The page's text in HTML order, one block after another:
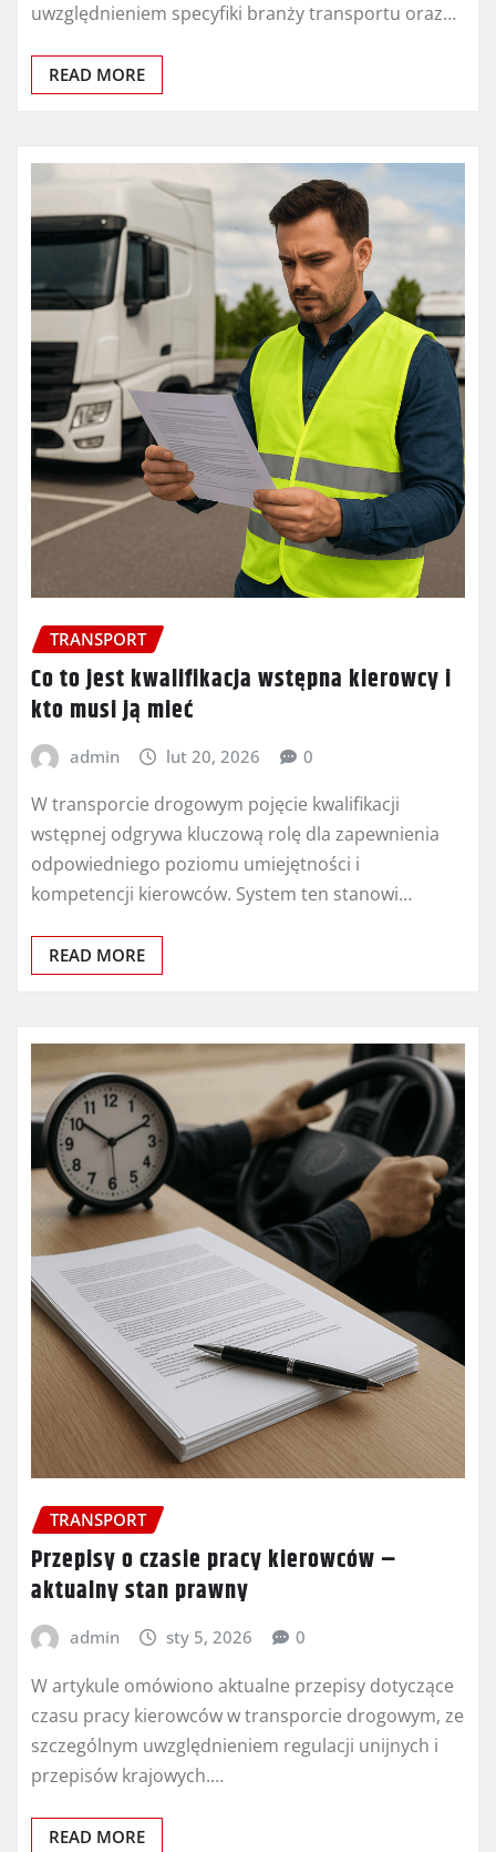
uwzględnieniem specyfiki branży transportu oraz…
READ MORE
TRANSPORT
Co to jest kwalifikacja wstępna kierowcy i
kto musi ją mieć
admin lut 20, 2026 0
W transporcie drogowym pojęcie kwalifikacji
wstępnej odgrywa kluczową rolę dla zapewnienia
odpowiedniego poziomu umiejętności i
kompetencji kierowców. System ten stanowi…
READ MORE
TRANSPORT
Przepisy o czasie pracy kierowców –
aktualny stan prawny
admin sty 5, 2026 0
W artykule omówiono aktualne przepisy dotyczące
czasu pracy kierowców w transporcie drogowym, ze
szczególnym uwzględnieniem regulacji unijnych i
przepisów krajowych.…
READ MORE